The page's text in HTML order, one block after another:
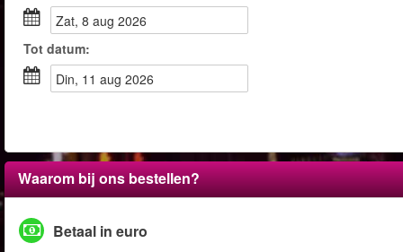
zat, 8 aug 2026
Tot datum:
din, 11 aug 2026
Waarom bij ons bestellen?
Betaal in euro